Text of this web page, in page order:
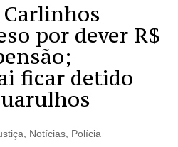
por dever R$
ficar detido
Notícias, Polícia